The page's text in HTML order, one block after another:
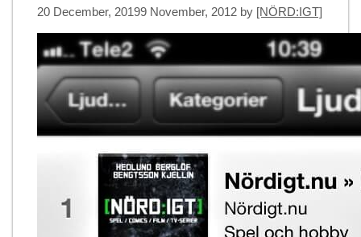
20 December, 20199 November, 2012 by [NÖRD:IGT]